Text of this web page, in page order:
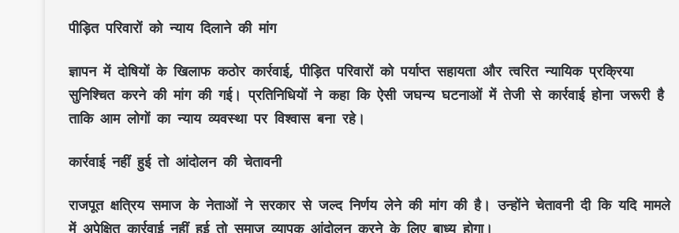
पीड़ित परिवारों को न्याय दिलाने की मांग
ज्ञापन में दोषियों के खिलाफ कठोर कार्रवाई, पीड़ित परिवारों को पर्याप्त सहायता और त्वरित न्यायिक प्रक्रिया
सुनिश्चित करने की मांग की गई। प्रतिनिधियों ने कहा कि ऐसी जघन्य घटनाओं में तेजी से कार्रवाई होना जरूरी है
ताकि आम लोगों का न्याय व्यवस्था पर विश्वास बना रहे।
कार्रवाई नहीं हुई तो आंदोलन की चेतावनी
राजपूत क्षत्रिय समाज के नेताओं ने सरकार से जल्द निर्णय लेने की मांग की है। उन्होंने चेतावनी दी कि यदि मामले
पावरफुल KTM 390 Duke सीरीज भारत में हुई
महंगी, जानें दोनों मॉडल्स के नए दाम और
खूबियां
दोपहर के समय पूजा करना शुभ या अशुभ? जानें